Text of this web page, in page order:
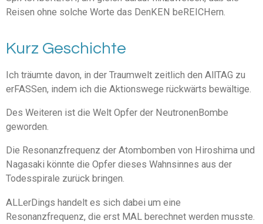
Reisen ohne solche Worte das DenKEN beREICHern.
Kurz Geschichte
Ich träumte davon, in der Traumwelt zeitlich den AllTAG zu
erFASSen, indem ich die Aktionswege rückwärts bewältige.
Des Weiteren ist die Welt Opfer der NeutronenBombe
geworden.
Die Resonanzfrequenz der Atombomben von Hiroshima und
Nagasaki könnte die Opfer dieses Wahnsinnes aus der
Todesspirale zurück bringen.
ALLerDings handelt es sich dabei um eine
Resonanzfrequenz, die erst MAL berechnet werden musste.